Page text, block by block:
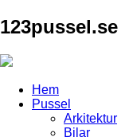
123pussel.se
Hem
Pussel
Arkitektur
Bilar